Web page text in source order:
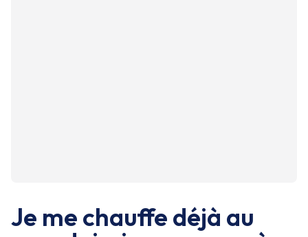
Je me chauffe déjà au